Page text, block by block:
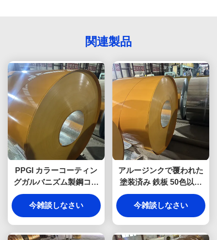
関連製品
PPGI カラーコーティン
グガルバニズム製鋼コイ
ル DX51D+Z 住宅用プリ
ペイント鋼板 鋼板 屋根タ
イル
今雑談しなさい
アルージンクで覆われた
塗装済み 鉄板 50色以上
ホットディップ
今雑談しなさい